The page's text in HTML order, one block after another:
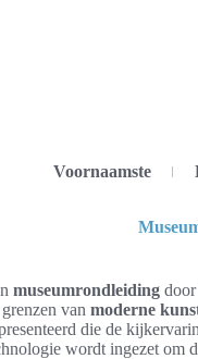
Voornaamste
museumrondleiding door
van moderne
die de
wordt ingezet om